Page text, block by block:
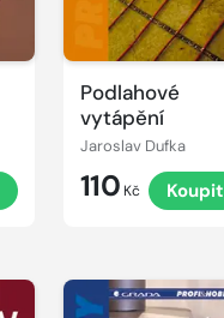
Podlahové
vytápění
Jaroslav Dufka
110 Kč Koupit